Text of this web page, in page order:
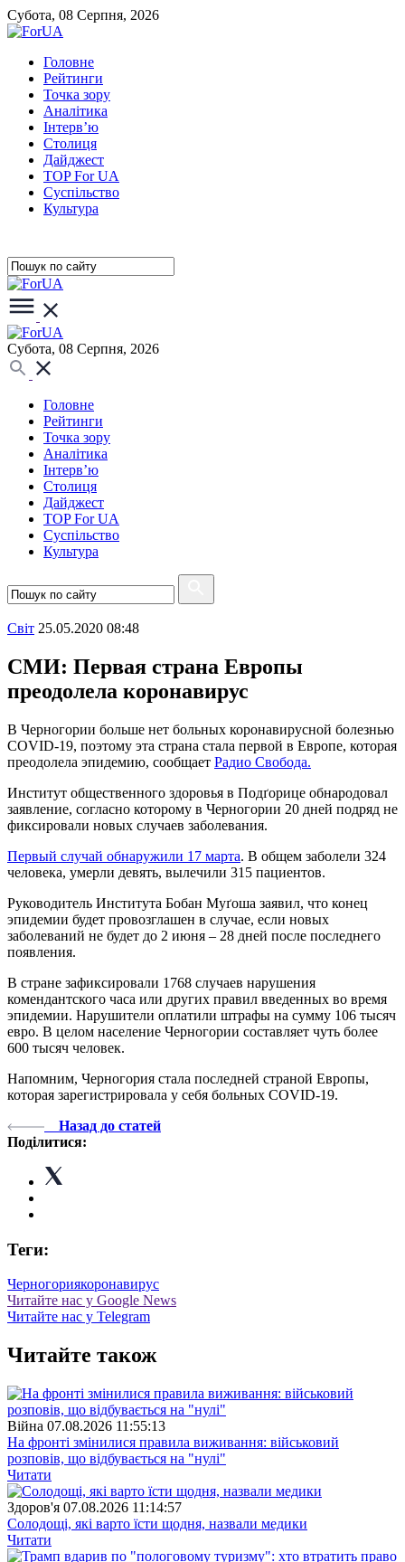
Субота, 08 Серпня, 2026
Головне
Рейтинги
Точка зору
Аналітика
Інтерв’ю
Столиця
Дайджест
TOP For UA
Суспiльство
Культура
Субота, 08 Серпня, 2026
Головне
Рейтинги
Точка зору
Аналітика
Інтерв’ю
Столиця
Дайджест
TOP For UA
Суспiльство
Культура
Свiт 25.05.2020 08:48
СМИ: Первая страна Европы
преодолела коронавирус
В Черногории больше нет больных коронавирусной болезнью
COVID-19, поэтому эта страна стала первой в Европе, которая
преодолела эпидемию, сообщает Радио Свобода.
Институт общественного здоровья в Подґорице обнародовал
заявление, согласно которому в Черногории 20 дней подряд не
фиксировали новых случаев заболевания.
Первый случай обнаружили 17 марта. В общем заболели 324
человека, умерли девять, вылечили 315 пациентов.
Руководитель Института Бобан Муґоша заявил, что конец
эпидемии будет провозглашен в случае, если новых
заболеваний не будет до 2 июня – 28 дней после последнего
появления.
В стране зафиксировали 1768 случаев нарушения
комендантского часа или других правил введенных во время
эпидемии. Нарушители оплатили штрафы на сумму 106 тысяч
евро. В целом население Черногории составляет чуть более
600 тысяч человек.
Напомним, Черногория стала последней страной Европы,
которая зарегистрировала у себя больных COVID-19.
Назад до статей
Поділитися:
Теги:
Черногориякоронавирус
Читайте нас у Google News
Читайте нас у Telegram
Читайте також
Війна 07.08.2026 11:55:13
На фронті змінилися правила виживання: військовий
розповів, що відбувається на "нулі"
Читати
Здоров'я 07.08.2026 11:14:57
Солодощі, які варто їсти щодня, назвали медики
Читати